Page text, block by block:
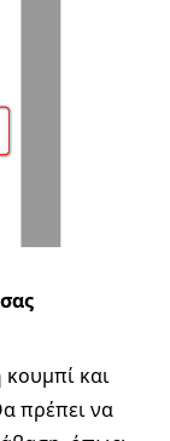
κουμπί και
πρέπει να